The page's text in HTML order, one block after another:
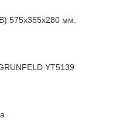
575х355х280 мм.
YT5139